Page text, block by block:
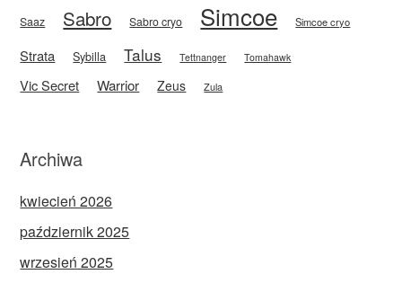
Saaz Sabro Sabro cryo Simcoe Simcoe cryo
Strata Sybilla Talus Tettnanger Tomahawk
Vic Secret Warrior Zeus Zula
Archiwa
kwiecień 2026
październik 2025
wrzesień 2025